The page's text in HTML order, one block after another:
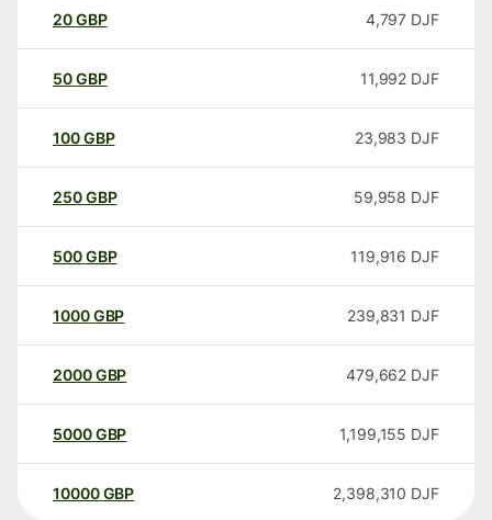
20GBP 4,797 DJF
50GBP 11,992 DJF
100GBP 23,983 DJF
250GBP 59,958 DJF
500GBP 119,916 DJF
1000GBP 239,831 DJF
2000GBP 479,662 DJF
5000GBP 1,199,155 DJF
10000 GBP 2,398,310 DJF